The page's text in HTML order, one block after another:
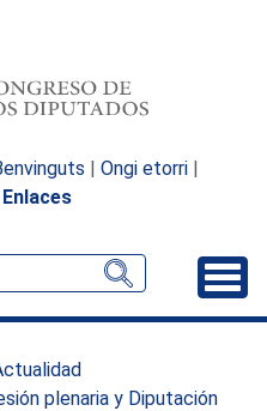
| Ongi etorri |
Enlaces
plenaria y Diputación